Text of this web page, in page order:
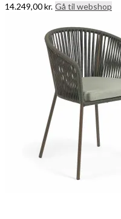
14.249,00kr. Gå til webshop